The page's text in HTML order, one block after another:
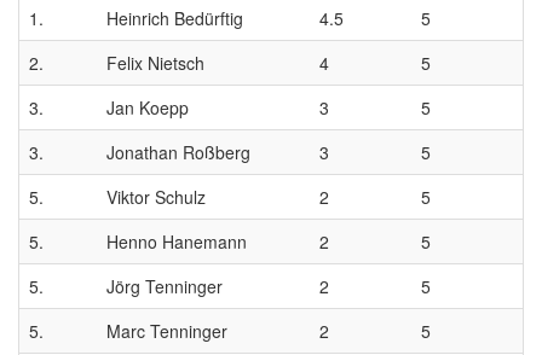
1.
Heinrich Bedürftig 4.5
5
2.
Felix Nietsch 4
5
3.
Jan Koepp 3
5
3.
Jonathan Roßberg 3
5
5.
Viktor Schulz 2
5
5.
Henno Hanemann 2
5
5.
Jörg Tenninger 2
5
5.
Marc Tenninger 2
5